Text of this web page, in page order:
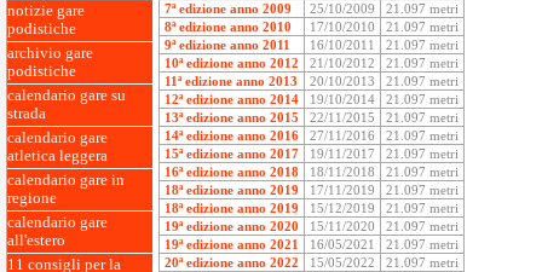
notizie gare
podistiche
archivio gare
podistiche
calendario gare su
strada
calendario gare
atletica leggera
calendario gare in
regione
calendario gare
all'estero
11 consigli per la
7ª edizione anno 2009
25/10/2009
21.097 metri
8ª edizione anno 2010
17/10/2010
21.097 metri
9ª edizione anno 2011
16/10/2011
21.097 metri
10ª edizione anno 2012
21/10/2012
21.097 metri
11ª edizione anno 2013
20/10/2013
21.097 metri
12ª edizione anno 2014
19/10/2014
21.097 metri
13ª edizione anno 2015
22/11/2015
21.097 metri
14ª edizione anno 2016
27/11/2016
21.097 metri
15ª edizione anno 2017
19/11/2017
21.097 metri
16ª edizione anno 2018
18/11/2018
21.097 metri
18ª edizione anno 2019
17/11/2019
21.097 metri
18ª edizione anno 2019
15/12/2019
21.097 metri
19ª edizione anno 2020
15/11/2020
21.097 metri
19ª edizione anno 2021
16/05/2021
21.097 metri
20ª edizione anno 2022
15/05/2022
21.097 metri